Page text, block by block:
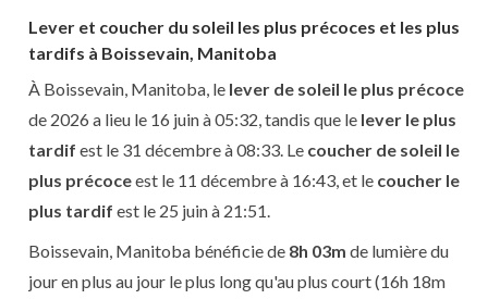
Lever et coucher du soleil les plus précoces et les plus
tardifs à Boissevain, Manitoba
À Boissevain, Manitoba, le lever de soleil le plus précoce
de 2026 a lieu le 16 juin à 05:32, tandis que le lever le plus
tardif est le 31 décembre à 08:33. Le coucher de soleil le
plus précoceest le 11 décembre à 16:43, et le coucher le
plus tardif est le 25 juin à 21:51.
Boissevain, Manitoba bénéficie de 8h 03m de lumière du
jour en plus au jour le plus long qu'au plus court (16h 18m